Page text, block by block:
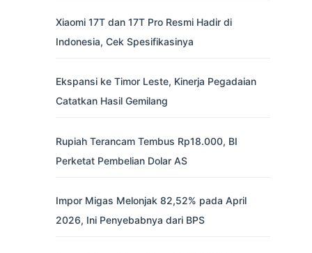
Xiaomi 17T dan 17T Pro Resmi Hadir di
Indonesia, Cek Spesifikasinya
Ekspansi ke Timor Leste, Kinerja Pegadaian
Catatkan Hasil Gemilang
Rupiah Terancam Tembus Rp18.000, BI
Perketat Pembelian Dolar AS
Impor Migas Melonjak 82,52% pada April
2026, Ini Penyebabnya dari BPS